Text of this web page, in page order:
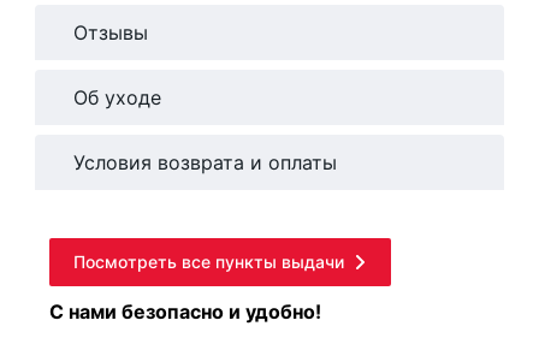
Отзывы
Об уходе
Условия возврата и оплаты
Посмотреть все пункты выдачи
С нами безопасно и удобно!